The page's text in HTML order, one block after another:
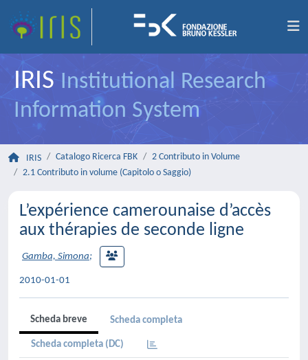
IRIS Institutional Research
Information System
IRIS Catalogo Ricerca FBK
2 Contributo in Volume
2.1 Contributo in volume (Capitolo o Saggio)
L’expérience camerounaise d’accès
aux thérapies de seconde ligne
Gamba, Simona;
2010-01-01
Scheda breve Scheda completa
Scheda completa (DC)